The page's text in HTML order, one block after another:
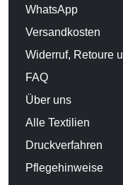
WhatsApp
Versandkosten
Widerruf, Retoure
FAQ
Über uns
Alle Textilien
Druckverfahren
Pflegehinweise